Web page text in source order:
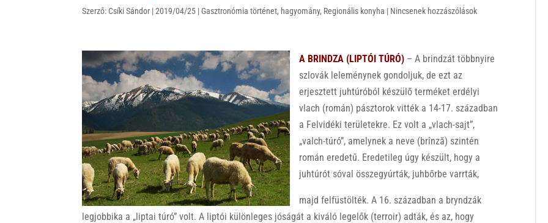
Szerző: Csíki Sándor |2019/04/25 |Gasztronómia történet, hagyomány, Regionális konyha | Nincsenek hozzászólások
A BRINDZA (LIPTÓI TÚRÓ) – A brindzát többnyire
szlovák leleménynek gondoljuk, de ezt az
erjesztett juhtúróból készülő terméket erdélyi
vlach (román) pásztorok vitték a 14-17. században
a Felvidéki területekre. Ez volt a „vlach-sajt”,
„valch-túró”, amelynek a neve (brînză) szintén
román eredetű. Eredetileg úgy készült, hogy a
juhtúrót sóval összegyúrták, juhbőrbe varrták,
majd felfüstölték. A 16. században a bryndzák
legjobbika a „liptai túró” volt. A liptói különleges jóságát a kiváló legelők (terroir) adták, és az, hogy